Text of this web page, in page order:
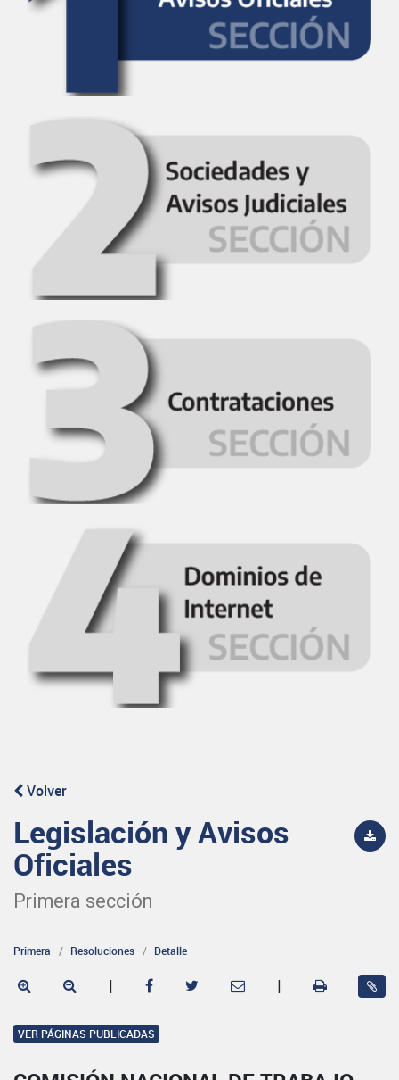
Volver
Legislación y Avisos
Oficiales
Primera sección
Primera Resoluciones Detalle
| |
VER PÁGINAS PUBLICADAS